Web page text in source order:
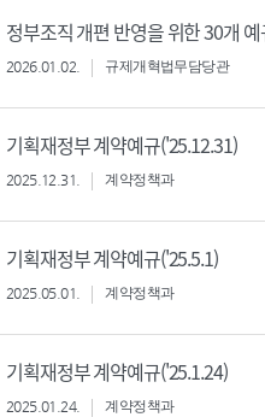
정부조직 개편 반영을 위한 30개
2026.01.02. 규제개혁법무담당관
기획재정부 계약예규('25.12.31)
2025.12.31. 계약정책과
기획재정부 계약예규('25.5.1)
2025.05.01. 계약정책과
기획재정부 계약예규('25.1.24)
2025.01.24. 계약정책과